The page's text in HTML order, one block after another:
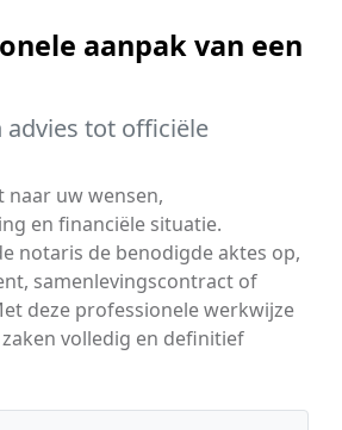
aanpak van een
advies tot officiële
uw wensen,
en financiële situatie.
notaris de benodigde aktes op,
samenlevingscontract of
deze professionele werkwijze
volledig en definitief